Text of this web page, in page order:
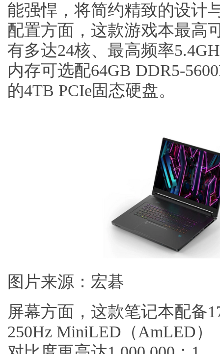
能强悍，将简约精致的设计
配置方面，这款游戏本最高
有多达24核、最高频率
内存可选配64GB DDR5-
的4TB PCIe固态硬盘。
图片来源：宏碁
屏幕方面，这款笔记本配备
250Hz MiniLED（AmLED